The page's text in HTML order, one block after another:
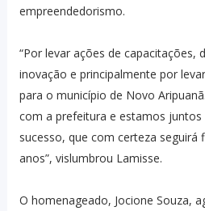
empreendedorismo.
“Por levar ações de capacitações,
inovação e principalmente por
para o município de Novo
com a prefeitura e estamos juntos
sucesso, que com certeza
anos”, vislumbrou Lamisse.
O homenageado, Jocione Souza,